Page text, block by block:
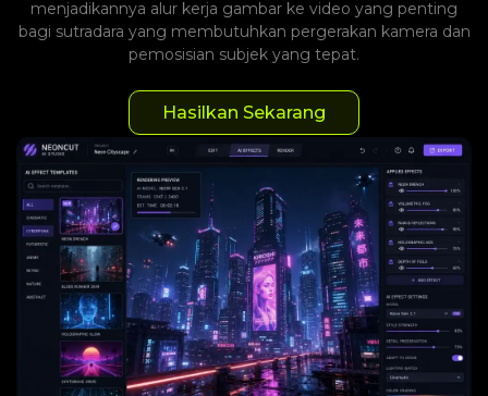
menjadikannya alur kerja gambar ke video yang penting
bagi sutradara yang membutuhkan pergerakan kamera dan
pemosisian subjek yang tepat.
Hasilkan Sekarang